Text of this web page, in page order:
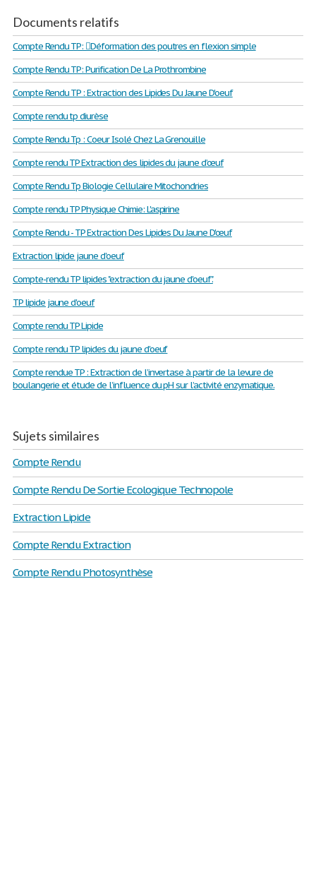
Documents relatifs
Compte Rendu TP: Déformation des poutres en flexion simple
Compte Rendu TP: Purification De La Prothrombine
Compte Rendu TP : Extraction des Lipides Du Jaune D'oeuf
Compte rendu tp diurèse
Compte Rendu Tp : Coeur Isolé Chez La Grenouille
Compte rendu TP Extraction des lipides du jaune d’œuf
Compte Rendu Tp Biologie Cellulaire Mitochondries
Compte rendu TP Physique Chimie: L'aspirine
Compte Rendu - TP Extraction Des Lipides Du Jaune D'œuf
Extraction lipide jaune d'oeuf
Compte-rendu TP lipides "extraction du jaune d'oeuf".
TP lipide jaune d'oeuf
Compte rendu TP Lipide
Compte rendu TP lipides du jaune d'oeuf
Compte rendue TP : Extraction de l’invertase à partir de la levure de
boulangerie et étude de l’influence du pH sur l’activité enzymatique.
Sujets similaires
Compte Rendu
Compte Rendu De Sortie Ecologique Technopole
Extraction Lipide
Compte Rendu Extraction
Compte Rendu Photosynthèse